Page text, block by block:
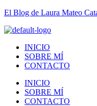
El Blog de Laura Mateo
INICIO
SOBRE MÍ
CONTACTO
INICIO
SOBRE MÍ
CONTACTO